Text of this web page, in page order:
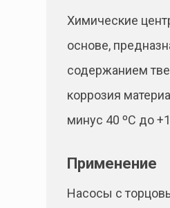
Химические
основе,
содержанием
коррозия
минус 40 ºС до
Применение
Насосы с